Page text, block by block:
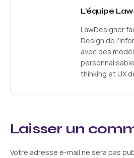
L'équipe
LawDesigner
Design de
avec des
thinking et UX
Laisser un
Votre adresse e-mail ne sera pas